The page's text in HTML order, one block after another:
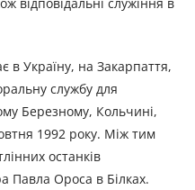
в Україну, на Закарпаття,
службу для
Березному, Кольчині,
1992 року. Між тим
останків
Павла Ороса в Білках.